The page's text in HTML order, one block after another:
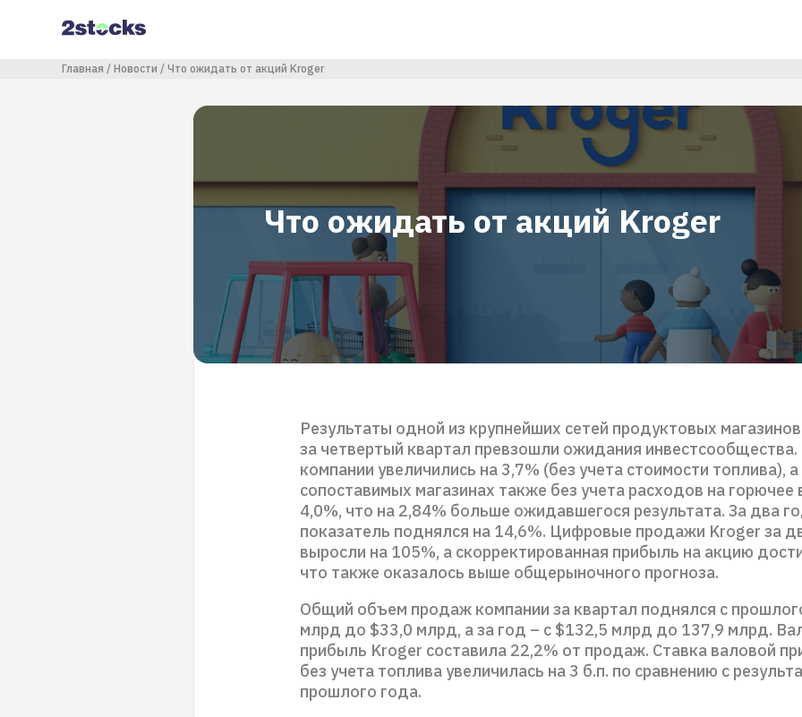
содержанию
Строка навигации
Главная Новости Что ожидать от акций Kroger
Что ожидать от акций Kroger
Результаты одной из крупнейших сетей продуктовых
за четвертый квартал превзошли ожидания
компании увеличились на 3,7% (без учета стоимости топлива),
сопоставимых магазинах также без учета расходов на горючее
4,0%, что на 2,84% больше ожидавшегося результата. За два
показатель поднялся на 14,6%. Цифровые продажи Kroger за
выросли на 105%, а скорректированная прибыль на акцию
что также оказалось выше общерыночного прогноза.
Общий объем продаж компании за квартал поднялся с
млрд до $33,0 млрд, а за год – с $132,5 млрд до 137,9 млрд.
прибыль Kroger составила 22,2% от продаж. Ставка валовой
без учета топлива увеличилась на 3 б.п. по сравнению с
прошлого года.